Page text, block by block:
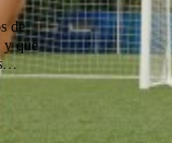
de
y que